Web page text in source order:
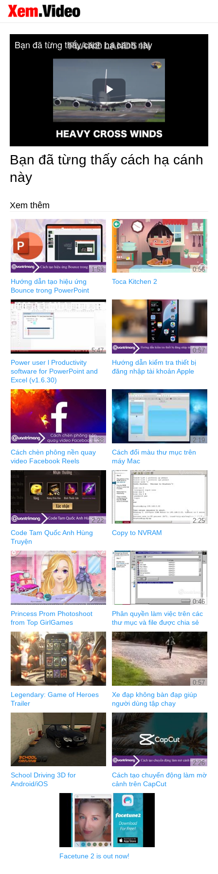
Play
Video
Bạn đã từng thấy cách hạ cánh này
Bạn đã từng thấy cách hạ cánh
này
Xem thêm
1:53
Hướng dẫn tạo hiệu ứng
Bounce trong PowerPoint
0:56
Toca Kitchen 2
5:47
Power user l Productivity
software for PowerPoint and
Excel (v1.6.30)
0:57
Hướng dẫn kiểm tra thiết bị
đăng nhập tài khoản Apple
1:38
Cách chèn phông nền quay
video Facebook Reels
2:19
Cách đổi màu thư mục trên
máy Mac
2:22
Code Tam Quốc Anh Hùng
Truyện
2:25
Copy to NVRAM
Princess Prom Photoshoot
from Top GirlGames
0:46
Phân quyền làm việc trên các
thư mục và file được chia sẻ
Legendary: Game of Heroes
Trailer
0:57
Xe đạp không bàn đạp giúp
người dùng tập chạy
School Driving 3D for
Android/iOS
2:26
Cách tạo chuyển động làm mờ
cảnh trên CapCut
Facetune 2 is out now!